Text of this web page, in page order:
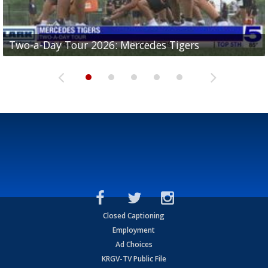
Two-a-Day Tour 2026: Mercedes Tigers
Two-a-Day Tour 2026: Progreso Red Ants
Two-a-Day Tour 2026: Donna Redskins
Two-a-Day Tour 2026: Brownsville Pace Vikings
Two-a-Day Tour 2026: La Joya Coyotes
Closed Captioning
Employment
Ad Choices
KRGV-TV Public File